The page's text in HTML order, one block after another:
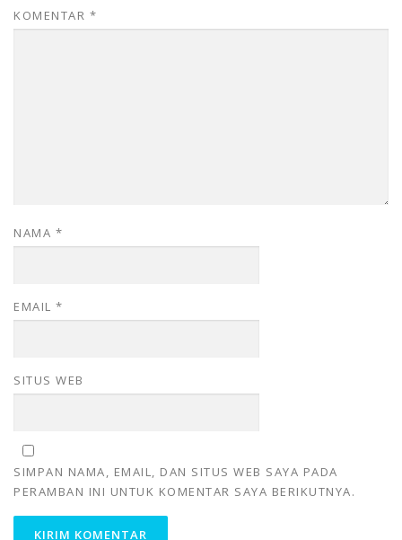
KOMENTAR *
NAMA *
EMAIL *
SITUS WEB
SIMPAN NAMA, EMAIL, DAN SITUS WEB SAYA PADA
PERAMBAN INI UNTUK KOMENTAR SAYA BERIKUTNYA.